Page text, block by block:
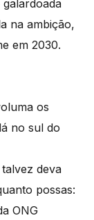
na ambição,
em 2030.
os
no sul do
deva
possas:
ONG